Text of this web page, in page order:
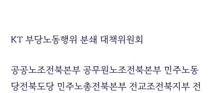
KT 부당노동행위 분쇄 대책위원회
공공노조전북본부 공무원노조전북본부 민주노동
당전북도당 민주노총전북본부 전교조전북지부 전